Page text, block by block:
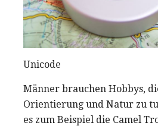
Unicode
Männer brauchen Hobbys,
Orientierung und Natur zu
es zum Beispiel die Camel